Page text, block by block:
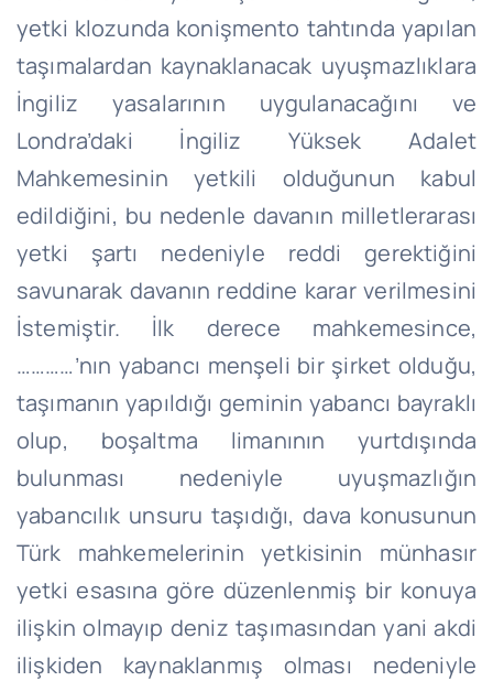
yetki klozunda konişmento tahtında yapılan
taşımalardan kaynaklanacak uyuşmazlıklara
İngiliz yasalarının uygulanacağını ve
Londra’daki İngiliz Yüksek Adalet
Mahkemesinin yetkili olduğunun kabul
edildiğini, bu nedenle davanın milletlerarası
yetki şartı nedeniyle reddi gerektiğini
savunarak davanın reddine karar verilmesini
İstemiştir. İlk derece mahkemesince,
…………’nın yabancı menşeli bir şirket olduğu,
taşımanın yapıldığı geminin yabancı bayraklı
olup, boşaltma limanının yurtdışında
bulunması nedeniyle uyuşmazlığın
yabancılık unsuru taşıdığı, dava konusunun
Türk mahkemelerinin yetkisinin münhasır
yetki esasına göre düzenlenmiş bir konuya
ilişkin olmayıp deniz taşımasından yani akdi
ilişkiden kaynaklanmış olması nedeniyle